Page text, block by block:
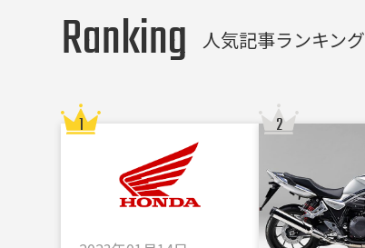
Ranking 人気記事ランキング